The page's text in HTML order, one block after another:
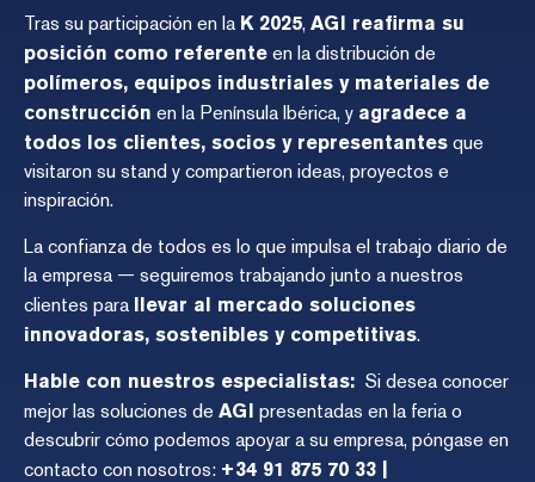
Tras su participación en la K 2025, AGI reafirma su
posición como referente en la distribución de
polímeros, equipos industriales y materiales de
construcción en la Península Ibérica, y agradece a
todos los clientes, socios y representantes que
visitaron su stand y compartieron ideas, proyectos e
inspiración.
La confianza de todos es lo que impulsa el trabajo diario de
la empresa — seguiremos trabajando junto a nuestros
clientes para llevar al mercado soluciones
innovadoras, sostenibles y competitivas.
Hable con nuestros especialistas: Si desea conocer
mejor las soluciones de AGI presentadas en la feria o
descubrir cómo podemos apoyar a su empresa, póngase en
contacto con nosotros: +34 91 875 70 33 |